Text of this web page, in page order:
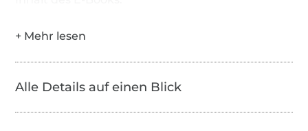
Alle Details auf einen Blick